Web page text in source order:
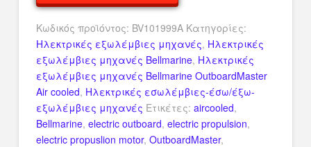
ποσότητα
Κωδικός προϊόντος: BV101999A Κατηγορίες:
Ηλεκτρικές εξωλέμβιες μηχανές, Ηλεκτρικές
εξωλέμβιες μηχανές Bellmarine, Ηλεκτρικές
εξωλέμβιες μηχανές Bellmarine OutboardMaster
Air cooled, Ηλεκτρικές εσωλέμβιες-έσω/έξω-
εξωλέμβιες μηχανές Ετικέτες: aircooled,
Bellmarine, electric outboard, electric propulsion,
electric propuslion motor, OutboardMaster,